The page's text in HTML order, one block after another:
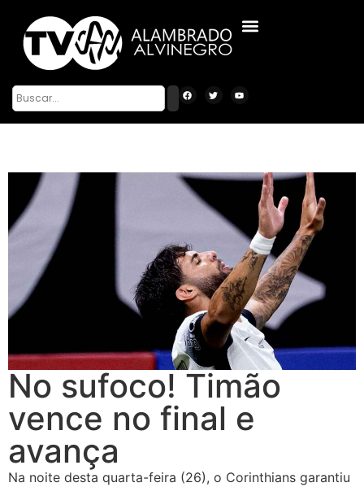
No sufoco! Timão
vence no final e
avança
Na noite desta quarta-feira (26), o Corinthians garantiu